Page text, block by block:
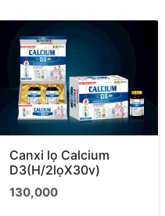
Canxi lọ Calcium
D3(H/2lọX30v)
130,000